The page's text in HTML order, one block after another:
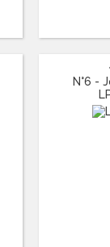
N°6 -